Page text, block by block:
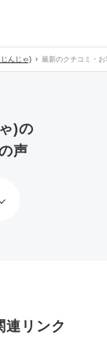
んじゃ) 最新のクチコミ・お
)の
声
連リンク